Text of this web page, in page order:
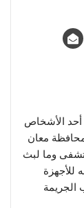
أحد الأشخاص
معان
وما لبث
للأجهزة
الجريمة